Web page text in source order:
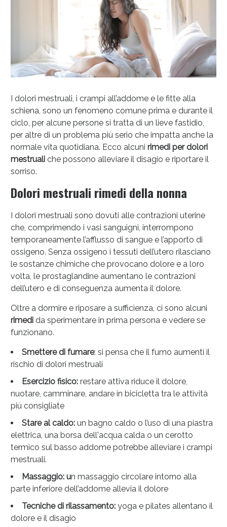
I dolori mestruali, i crampi all’addome e le fitte alla
schiena, sono un fenomeno comune prima e durante il
ciclo, per alcune persone si tratta di un lieve fastidio,
per altre di un problema più serio che impatta anche la
normale vita quotidiana. Ecco alcuni rimedi per dolori
mestruali che possono alleviare il disagio e riportare il
sorriso.
Dolori mestruali rimedi della nonna
I dolori mestruali sono dovuti alle contrazioni uterine
che, comprimendo i vasi sanguigni, interrompono
temporaneamente l’afflusso di sangue e l’apporto di
ossigeno. Senza ossigeno i tessuti dell’utero rilasciano
le sostanze chimiche che provocano dolore e a loro
volta, le prostaglandine aumentano le contrazioni
dell’utero e di conseguenza aumenta il dolore.
Oltre a dormire e riposare a sufficienza, ci sono alcuni
rimedida sperimentare in prima persona e vedere se
funzionano.
Smettere di fumare: si pensa che il fumo aumenti il
rischio di dolori mestruali
Esercizio fisico: restare attiva riduce il dolore,
nuotare, camminare, andare in bicicletta tra le attività
più consigliate
Stare al caldo: un bagno caldo o l’uso di una piastra
elettrica, una borsa dell'acqua calda o un cerotto
termico sul basso addome potrebbe alleviare i crampi
mestruali.
Massaggio: un massaggio circolare intorno alla
parte inferiore dell’addome allevia il dolore
Tecniche di rilassamento: yoga e pilates allentano il
dolore e il disagio
Anticellulite e Fanghi: Sconto fino al 40% valido
oggi!
Anticellulite e Fanghi: Sconto fino al 40% valido
Sconto fino al 55% disponibile oggi!